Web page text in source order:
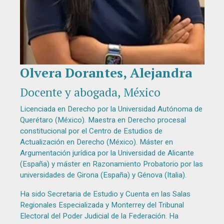
Diapositiva 1 de 1
Olvera Dorantes, Alejandra
Docente y abogada, México
Licenciada en Derecho por la Universidad Autónoma de
Querétaro (México). Maestra en Derecho procesal
constitucional por el Centro de Estudios de
Actualización en Derecho (México). Máster en
Argumentación jurídica por la Universidad de Alicante
(España) y máster en Razonamiento Probatorio por las
universidades de Girona (España) y Génova (Italia).
Ha sido Secretaria de Estudio y Cuenta en las Salas
Regionales Especializada y Monterrey del Tribunal
Electoral del Poder Judicial de la Federación. Ha